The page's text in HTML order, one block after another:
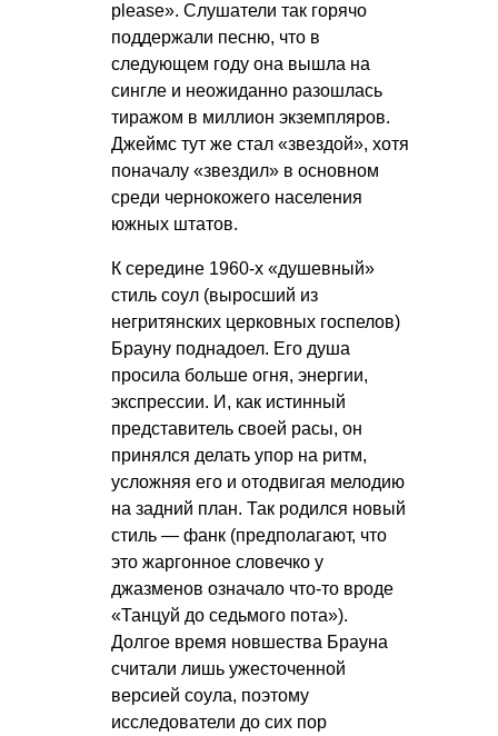
please». Слушатели так горячо
поддержали песню, что в
следующем году она вышла на
сингле и неожиданно разошлась
тиражом в миллион экземпляров.
Джеймс тут же стал «звездой», хотя
поначалу «звездил» в основном
среди чернокожего населения
южных штатов.
К середине 1960-х «душевный»
стиль соул (выросший из
негритянских церковных госпелов)
Брауну поднадоел. Его душа
просила больше огня, энергии,
экспрессии. И, как истинный
представитель своей расы, он
принялся делать упор на ритм,
усложняя его и отодвигая мелодию
на задний план. Так родился новый
стиль — фанк (предполагают, что
это жаргонное словечко у
джазменов означало что-то вроде
«Танцуй до седьмого пота»).
Долгое время новшества Брауна
считали лишь ужесточенной
версией соула, поэтому
исследователи до сих пор